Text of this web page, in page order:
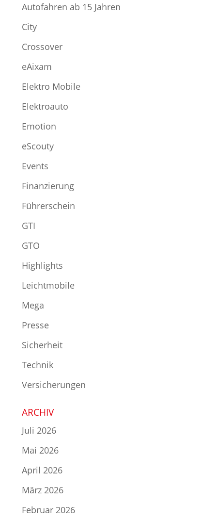
Autofahren ab 15 Jahren
City
Crossover
eAixam
Elektro Mobile
Elektroauto
Emotion
eScouty
Events
Finanzierung
Führerschein
GTI
GTO
Highlights
Leichtmobile
Mega
Presse
Sicherheit
Technik
Versicherungen
ARCHIV
Juli 2026
Mai 2026
April 2026
März 2026
Februar 2026